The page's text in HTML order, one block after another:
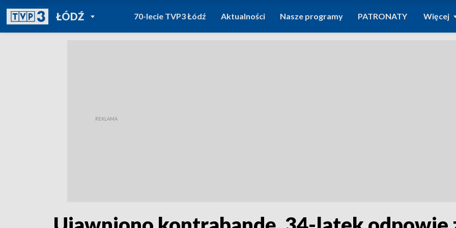
ŁÓDŹPOWRÓT DO
TVP REGIONY
70-lecie TVP3 Łódź Aktualności Nasze programy PATRONATY Więcej